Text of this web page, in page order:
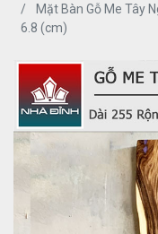
Mặt Bàn Gỗ Me Tây
6.8 (cm)